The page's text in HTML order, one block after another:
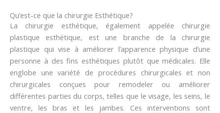
Qu’est-ce que la chirurgie Esthétique?
La chirurgie esthétique, également appelée chirurgie
plastique esthétique, est une branche de la chirurgie
plastique qui vise à améliorer l’apparence physique d’une
personne à des fins esthétiques plutôt que médicales. Elle
englobe une variété de procédures chirurgicales et non
chirurgicales conçues pour remodeler ou améliorer
différentes parties du corps, telles que le visage, les seins, le
ventre, les bras et les jambes. Ces interventions sont